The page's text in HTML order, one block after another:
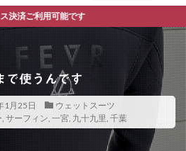
で使うんです
1月25日
ウェットスーツ
, サーフィン, 一宮, 九十九里, 千葉